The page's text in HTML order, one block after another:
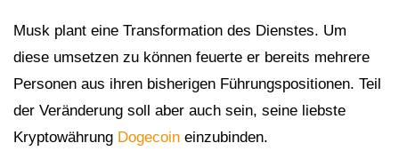
Musk plant eine Transformation des Dienstes. Um
diese umsetzen zu können feuerte er bereits mehrere
Personen aus ihren bisherigen Führungspositionen. Teil
der Veränderung soll aber auch sein, seine liebste
Kryptowährung Dogecoin einzubinden.